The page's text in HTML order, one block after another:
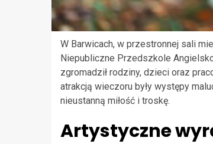
W Barwicach, w przestronnej sali
Niepubliczne Przedszkole
zgromadził rodziny, dzieci oraz
atrakcją wieczoru były występy
nieustanną miłość i troskę.
Artystyczne